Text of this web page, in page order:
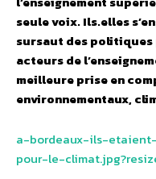
seule voix. Ils.elles
sursaut des politiques
acteurs de
meilleure prise en
environnementaux,
a-bordeaux-ils-
pour-le-